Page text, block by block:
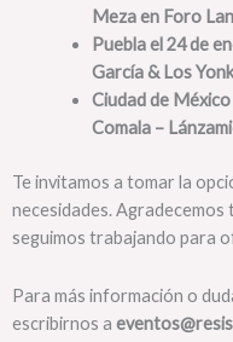
Meza en Foro
Pueblael24 de
García & Los
Ciudad de México
Comala –
Te invitamos a tomar la
necesidades.
seguimos trabajando para
Para más información o
escribirnos a